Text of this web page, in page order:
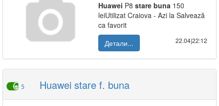
Huawei P8 stare buna 150
leiUtilizat Craiova - Azi la Salvează
ca favorit
Детали...
22.04|22:12
5 Huawei stare f. buna